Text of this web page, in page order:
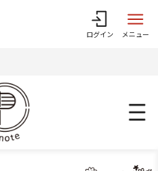
ログイン メニュー